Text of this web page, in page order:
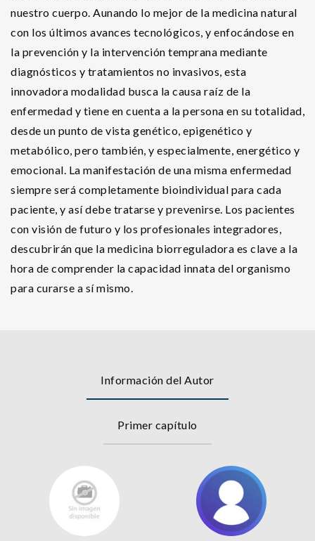
nuestro cuerpo. Aunando lo mejor de la medicina natural
con los últimos avances tecnológicos, y enfocándose en
la prevención y la intervención temprana mediante
diagnósticos y tratamientos no invasivos, esta
innovadora modalidad busca la causa raíz de la
enfermedad y tiene en cuenta a la persona en su totalidad,
desde un punto de vista genético, epigenético y
metabólico, pero también, y especialmente, energético y
emocional. La manifestación de una misma enfermedad
siempre será completamente bioindividual para cada
paciente, y así debe tratarse y prevenirse. Los pacientes
con visión de futuro y los profesionales integradores,
descubrirán que la medicina biorreguladora es clave a la
hora de comprender la capacidad innata del organismo
para curarse a sí mismo.
Información del Autor
Primer capítulo